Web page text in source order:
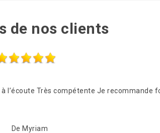
de nos clients
l’écoute Très compétente Je recommande
De Myriam